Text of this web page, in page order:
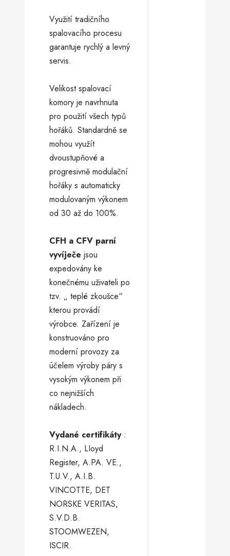
Využití tradičního
spalovacího procesu
garantuje rychlý a levný
servis.
Velikost spalovací
komory je navrhnuta
pro použití všech typů
hořáků. Standardně se
mohou využít
dvoustupňové a
progresivně modulační
hořáky s automaticky
modulovaným výkonem
od 30 až do 100%.
CFH a CFV parní
vyvíječe jsou
expedovány ke
konečnému uživateli po
tzv. „ teplé zkoušce“
kterou provádí
výrobce. Zařízení je
konstruováno pro
moderní provozy za
účelem výroby páry s
vysokým výkonem při
co nejnižších
nákladech.
Vydané certifikáty:
R.I.N.A., LIoyd
Register, A.PA. VE.,
T.U.V., A.I.B.
VINCOTTE, DET
NORSKE VERITAS,
S.V.D.B.
STOOMWEZEN,
ISCIR.